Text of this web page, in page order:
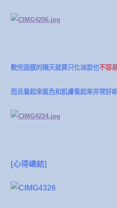
敷完面膜的隔天就算只化淡妝也不容
而且看起來氣色和肌膚看起來非常好
[心得總結]